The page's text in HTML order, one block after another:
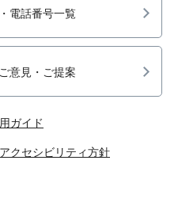
電話番号一覧
意見・ご提案
ガイド
クセシビリティ方針